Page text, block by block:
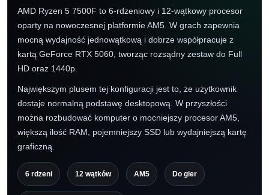
AMD Ryzen 5 7500F to 6-rdzeniowy i 12-wątkowy procesor
oparty na nowoczesnej platformie AM5. W grach zapewnia
mocną wydajność jednowątkową i dobrze współpracuje z
kartą GeForce RTX 5060, tworząc rozsądny zestaw do Full
HD oraz 1440p.
Największym plusem tej konfiguracji jest to, że użytkownik
dostaje normalną podstawę desktopową. W przyszłości
można rozbudować komputer o mocniejszy procesor AM5,
większą ilość RAM, pojemniejszy SSD lub wydajniejszą kartę
graficzną.
6 rdzeni 12 wątków AM5 Do gier